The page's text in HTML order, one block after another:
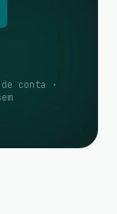
conta ·